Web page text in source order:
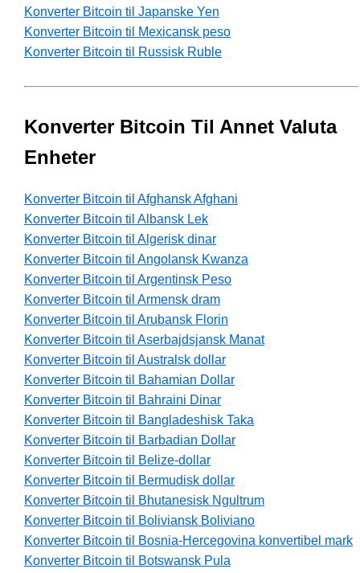
Konverter Bitcoin til Japanske Yen
Konverter Bitcoin til Mexicansk peso
Konverter Bitcoin til Russisk Ruble
Konverter Bitcoin Til Annet Valuta
Enheter
Konverter Bitcoin til Afghansk Afghani
Konverter Bitcoin til Albansk Lek
Konverter Bitcoin til Algerisk dinar
Konverter Bitcoin til Angolansk Kwanza
Konverter Bitcoin til Argentinsk Peso
Konverter Bitcoin til Armensk dram
Konverter Bitcoin til Arubansk Florin
Konverter Bitcoin til Aserbajdsjansk Manat
Konverter Bitcoin til Australsk dollar
Konverter Bitcoin til Bahamian Dollar
Konverter Bitcoin til Bahraini Dinar
Konverter Bitcoin til Bangladeshisk Taka
Konverter Bitcoin til Barbadian Dollar
Konverter Bitcoin til Belize-dollar
Konverter Bitcoin til Bermudisk dollar
Konverter Bitcoin til Bhutanesisk Ngultrum
Konverter Bitcoin til Boliviansk Boliviano
Konverter Bitcoin til Bosnia-Hercegovina konvertibel mark
Konverter Bitcoin til Botswansk Pula